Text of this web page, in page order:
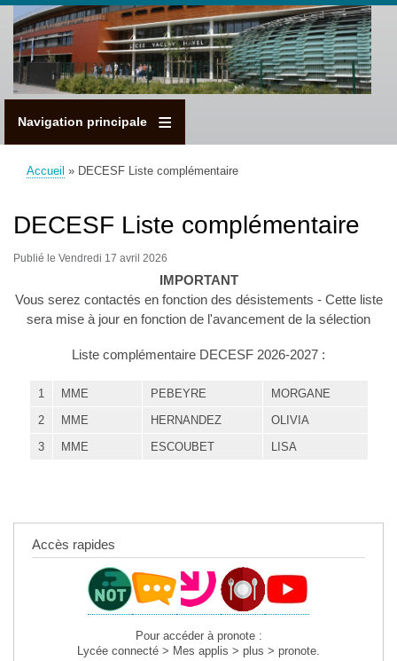
Aller
au
contenu
principal
Navigation principale
Accueil DECESF Liste complémentaire
DECESF Liste complémentaire
Publié le Vendredi 17 avril 2026
IMPORTANT
Vous serez contactés en fonction des désistements - Cette liste
sera mise à jour en fonction de l'avancement de la sélection
Liste complémentaire DECESF 2026-2027 :
1 MME PEBEYRE
MORGANE
2
MME HERNANDEZ
OLIVIA
3
MME ESCOUBET LISA
Accès rapides
Pour accéder à pronote :
Lycée connecté > Mes applis > plus > pronote.